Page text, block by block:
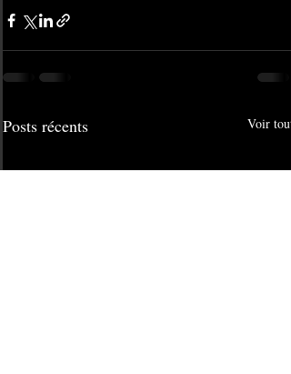
Posts récents Voir tout